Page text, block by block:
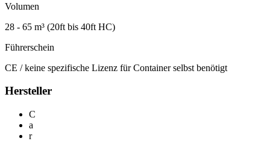
Volumen
28 - 65 m³ (20ft bis 40ft HC)
Führerschein
CE / keine spezifische Lizenz für Container selbst benötigt
Hersteller
C
a
r